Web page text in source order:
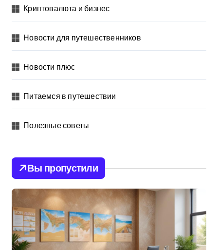
Криптовалюта и бизнес
Новости для путешественников
Новости плюс
Питаемся в путешествии
Полезные советы
Вы пропустили